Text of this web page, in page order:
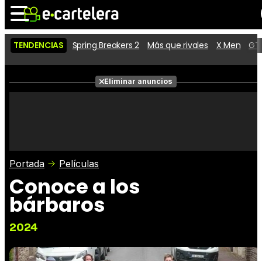
Noticias Cartelera
Películas
Críticas
TENDENCIAS Spring Breakers 2 Más que rivales X Men
Eliminar anuncios
Portada Películas
Conoce a los
bárbaros
2024